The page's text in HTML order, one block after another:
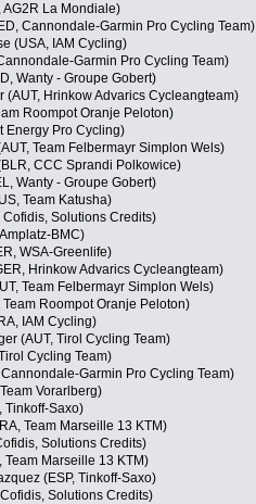
AG2R La Mondiale)
Cannondale-Garmin Pro Cycling Team)
(USA, IAM Cycling)
Garmin Pro Cycling Team)
Wanty - Groupe Gobert)
(AUT, Hrinkow Advarics Cycleangteam)
Roompot Oranje Peloton)
Energy Pro Cycling)
Team Felbermayr Simplon Wels)
CCC Sprandi Polkowice)
Wanty - Groupe Gobert)
Team Katusha)
Cofidis, Solutions Credits)
BMC)
WSA-Greenlife)
Hrinkow Advarics Cycleangteam)
Team Felbermayr Simplon Wels)
Roompot Oranje Peloton)
IAM Cycling)
(AUT, Tirol Cycling Team)
Cycling Team)
Garmin Pro Cycling Team)
Vorarlberg)
Tinkoff-Saxo)
Team Marseille 13 KTM)
Solutions Credits)
Team Marseille 13 KTM)
(ESP, Tinkoff-Saxo)
Solutions Credits)